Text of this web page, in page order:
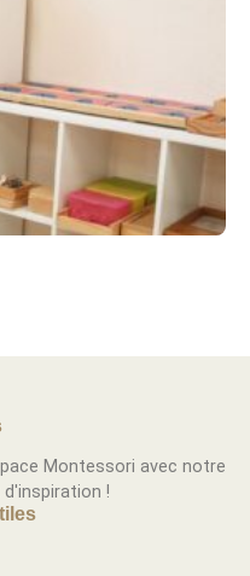
Montessori avec notre
!